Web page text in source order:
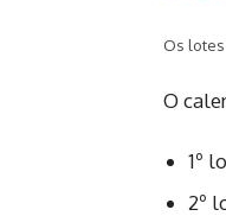
Os
O
1º
2º